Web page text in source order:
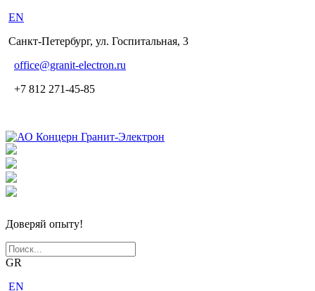
EN
Санкт-Петербург, ул. Госпитальная, 3
office@granit-electron.ru
+7 812 271-45-85
Доверяй опыту!
GR
EN